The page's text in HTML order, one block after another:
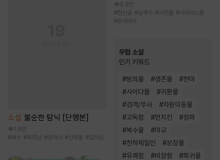
소설 불순한 탐닉 [단행본]
1.9만
#복수 #후회남 #상처녀 #신파물 #집착남
6.8만
#헌신공 #능력수 #사건물 #시리어스물
#츤데레수
무협 소설
인기 키워드
#빙의물 #생존물 #천마
#사이다물 #귀환물
#검객/무사 #차원이동물
#고독함 #먼치킨 #정파
#복수물 #마교
#천하제일인 #성장물
#유쾌함 #비장함 #회귀물